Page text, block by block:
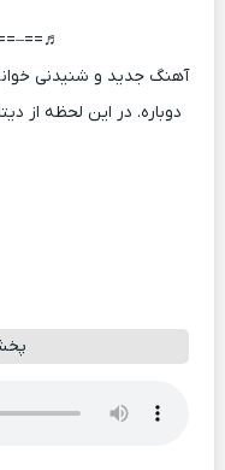
آهنگ جدید و شنیدنی
دوباره. در این لحظه از